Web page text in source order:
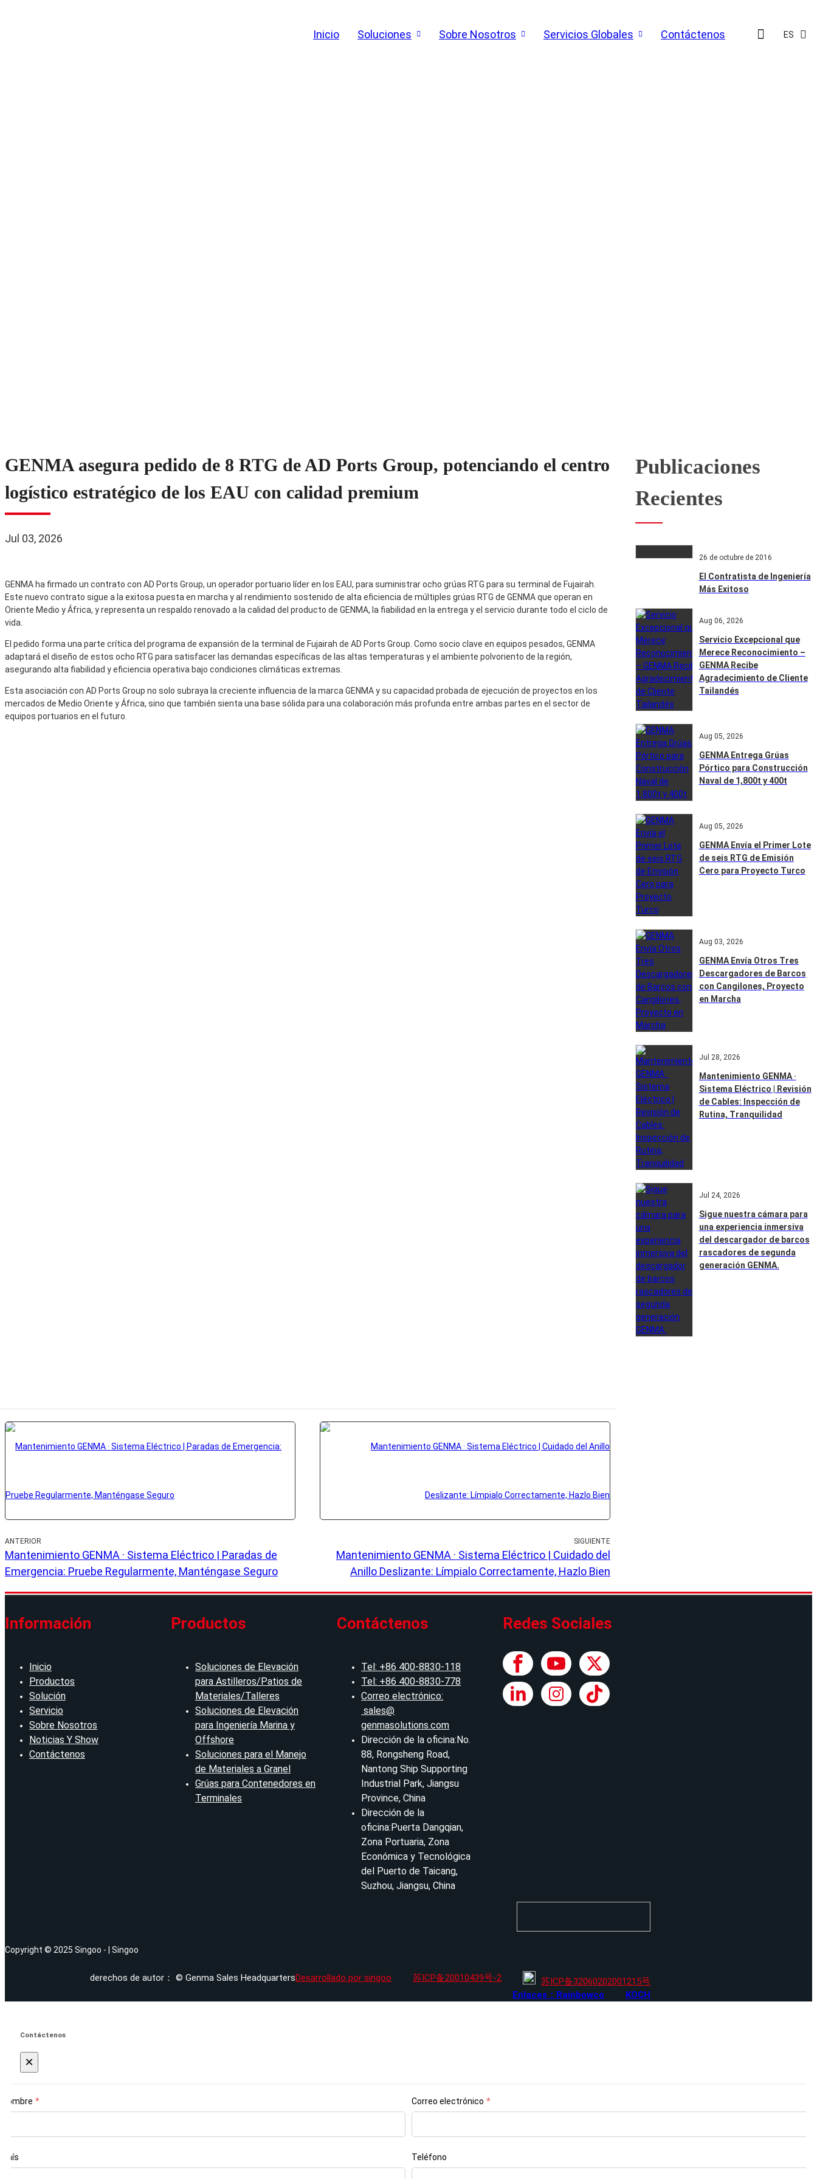
Inicio Soluciones Sobre Nosotros Servicios Globales Contáctenos ES
GENMA asegura pedido de 8 RTG de AD Ports Group, potenciando el centro
logístico estratégico de los EAU con calidad premium
Jul 03, 2026
GENMA ha firmado un contrato con AD Ports Group, un operador portuario líder en los EAU, para suministrar ocho grúas RTG para su terminal de Fujairah.
Este nuevo contrato sigue a la exitosa puesta en marcha y al rendimiento sostenido de alta eficiencia de múltiples grúas RTG de GENMA que operan en
Oriente Medio y África, y representa un respaldo renovado a la calidad del producto de GENMA, la fiabilidad en la entrega y el servicio durante todo el ciclo de
vida.
El pedido forma una parte crítica del programa de expansión de la terminal de Fujairah de AD Ports Group. Como socio clave en equipos pesados, GENMA
adaptará el diseño de estos ocho RTG para satisfacer las demandas específicas de las altas temperaturas y el ambiente polvoriento de la región,
asegurando alta fiabilidad y eficiencia operativa bajo condiciones climáticas extremas.
Esta asociación con AD Ports Group no solo subraya la creciente influencia de la marca GENMA y su capacidad probada de ejecución de proyectos en los
mercados de Medio Oriente y África, sino que también sienta una base sólida para una colaboración más profunda entre ambas partes en el sector de
equipos portuarios en el futuro.
ANTERIOR
Mantenimiento GENMA · Sistema Eléctrico | Paradas de
Emergencia: Pruebe Regularmente, Manténgase Seguro
SIGUIENTE
Mantenimiento GENMA · Sistema Eléctrico | Cuidado del
Anillo Deslizante: Límpialo Correctamente, Hazlo Bien
Publicaciones
Recientes
26 de octubre de 2016
El Contratista de Ingeniería
Más Exitoso
Aug 06, 2026
Servicio Excepcional que
Merece Reconocimiento –
GENMA Recibe
Agradecimiento de Cliente
Tailandés
Aug 05, 2026
GENMA Entrega Grúas
Pórtico para Construcción
Naval de 1,800t y 400t
Aug 05, 2026
GENMA Envía el Primer Lote
de seis RTG de Emisión
Cero para Proyecto Turco
Aug 03, 2026
GENMA Envía Otros Tres
Descargadores de Barcos
con Cangilones, Proyecto
en Marcha
Jul 28, 2026
Mantenimiento GENMA ·
Sistema Eléctrico | Revisión
de Cables: Inspección de
Rutina, Tranquilidad
Jul 24, 2026
Sigue nuestra cámara para
una experiencia inmersiva
del descargador de barcos
rascadores de segunda
generación GENMA.
Información
Inicio
Productos
Solución
Servicio
Sobre Nosotros
Noticias Y Show
Contáctenos
Productos
Soluciones de Elevación
para Astilleros/Patios de
Materiales/Talleres
Soluciones de Elevación
para Ingeniería Marina y
Offshore
Soluciones para el Manejo
de Materiales a Granel
Grúas para Contenedores en
Terminales
Contáctenos
Tel: +86 400-8830-118
Tel: +86 400-8830-778
Correo electrónico:
sales@
genmasolutions.com
Dirección de la oficina:No.
88, Rongsheng Road,
Nantong Ship Supporting
Industrial Park, Jiangsu
Province, China
Dirección de la
oficina:Puerta Dangqian,
Zona Portuaria, Zona
Económica y Tecnológica
del Puerto de Taicang,
Suzhou, Jiangsu, China
Redes Sociales
Copyright © 2025 Singoo - | Singoo
derechos de autor： © Genma Sales HeadquartersDesarrollado por singoo 苏ICP备20010439号-2
苏ICP备32060202001215号
Enlaces：Rainbowco
KOCH
Contáctenos
×
Nombre * Correo electrónico *
País Teléfono